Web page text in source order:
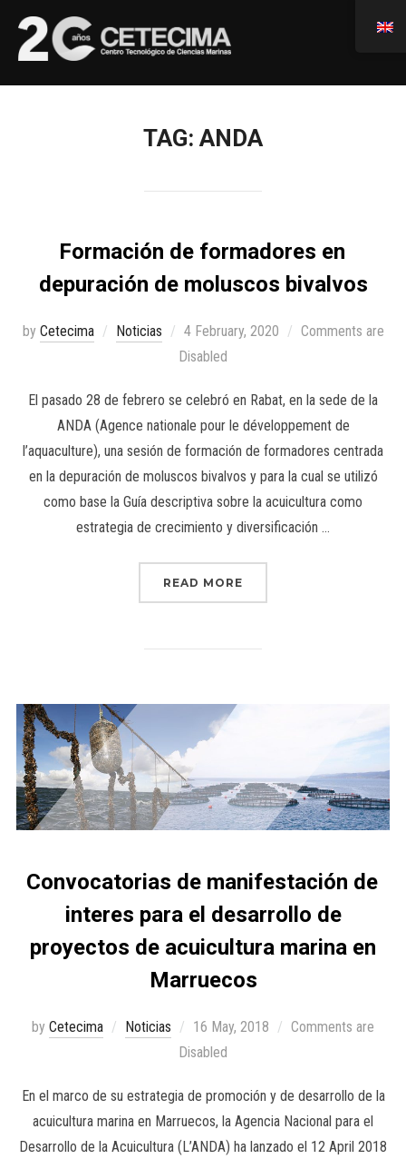
TAG: ANDA
Formación de formadores en
depuración de moluscos bivalvos
by Cetecima Noticias 4 February, 2020
Comments are
Disabled
El pasado 28 de febrero se celebró en Rabat, en la sede de la
ANDA (Agence nationale pour le développement de
l’aquaculture), una sesión de formación de formadores centrada
en la depuración de moluscos bivalvos y para la cual se utilizó
como base la Guía descriptiva sobre la acuicultura como
estrategia de crecimiento y diversificación …
READ MORE
Convocatorias de manifestación de
interes para el desarrollo de
proyectos de acuicultura marina en
Marruecos
by Cetecima Noticias 16 May, 2018
Comments are
Disabled
En el marco de su estrategia de promoción y de desarrollo de la
acuicultura marina en Marruecos, la Agencia Nacional para el
Desarrollo de la Acuicultura (L’ANDA) ha lanzado el 12 April 2018